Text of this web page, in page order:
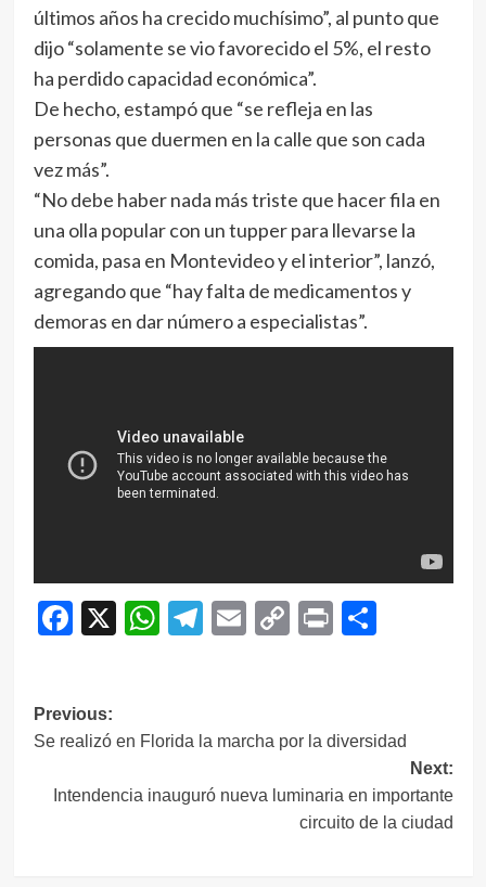
últimos años ha crecido muchísimo”, al punto que
dijo “solamente se vio favorecido el 5%, el resto
ha perdido capacidad económica”.
De hecho, estampó que “se refleja en las
personas que duermen en la calle que son cada
vez más”.
“No debe haber nada más triste que hacer fila en
una olla popular con un tupper para llevarse la
comida, pasa en Montevideo y el interior”, lanzó,
agregando que “hay falta de medicamentos y
demoras en dar número a especialistas”.
Facebook
X WhatsApp
Telegram
EmailCopy
Print
Navegación
de
entradas
Previous:
Se realizó en Florida la marcha por la diversidad
Next:
Intendencia inauguró nueva luminaria en importante
circuito de la ciudad